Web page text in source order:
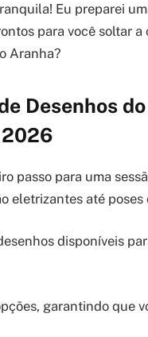
Eu preparei
para você soltar
Aranha?
Desenhos
2026
passo para uma
eletrizantes até poses
disponíveis
garantindo que